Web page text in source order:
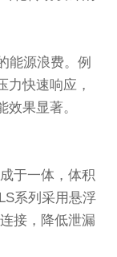
能源浪费。例
力快速响应，
果显著。
于一体，体积
系列采用悬浮
接，降低泄漏